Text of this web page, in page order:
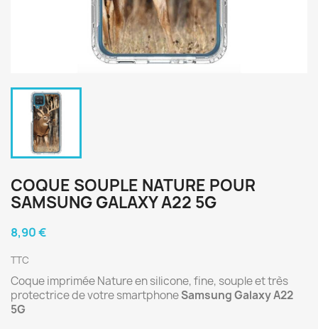
COQUE SOUPLE NATURE POUR
SAMSUNG GALAXY A22 5G
8,90 €
TTC
Coque imprimée Nature en silicone, fine, souple et très
protectrice de votre smartphoneSamsung Galaxy A22
5G